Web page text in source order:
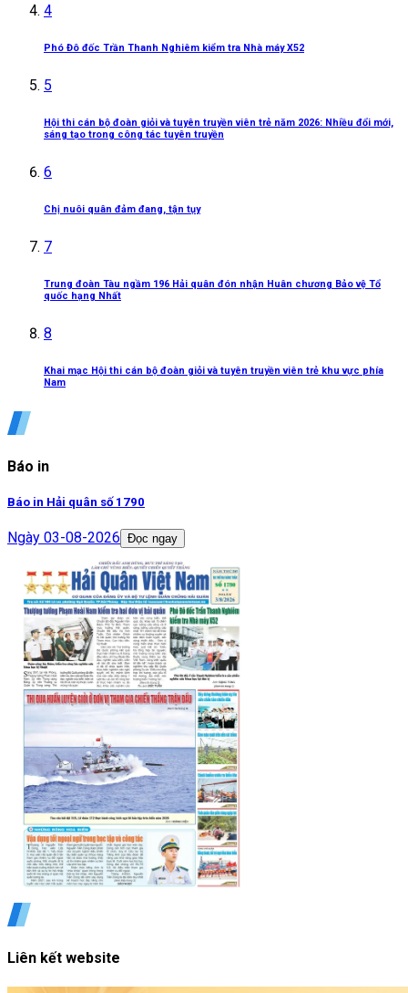
4
Phó Đô đốc Trần Thanh Nghiêm kiểm tra Nhà máy X52
5
Hội thi cán bộ đoàn giỏi và tuyên truyền viên trẻ năm 2026: Nhiều đổi mới,
sáng tạo trong công tác tuyên truyền
6
Chị nuôi quân đảm đang, tận tụy
7
Trung đoàn Tàu ngầm 196 Hải quân đón nhận Huân chương Bảo vệ Tổ
quốc hạng Nhất
8
Khai mạc Hội thi cán bộ đoàn giỏi và tuyên truyền viên trẻ khu vực phía
Nam
Báo in
Báo in Hải quân số 1790
Ngày 03-08-2026 Đọc ngay
Liên kết website